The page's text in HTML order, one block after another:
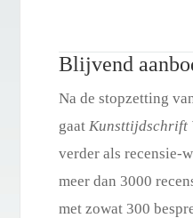
Blijvend
Na de stopzetting
gaat Kunsttijdschrift
verder als recensie-
meer dan 3000
met zowat 300